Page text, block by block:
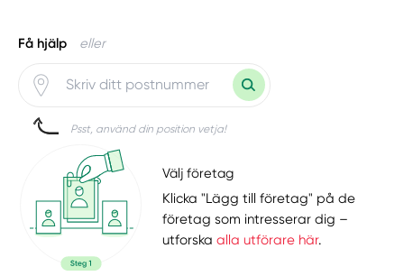
Få hjälp eller
Psst, använd din position vetja!
Välj företag
Klicka "Lägg till företag" på de
företag som intresserar dig –
utforskaalla utförare här.